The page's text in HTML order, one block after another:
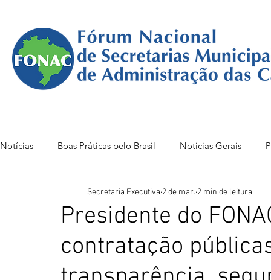
Notícias Boas Práticas pelo Brasil Noticias Gerais
FONAC 85 VITÓRIA FONAC86BSB FONAC 84
Presidente do
contratação
Secretaria Executiva 2 de mar. 2 min de leitura